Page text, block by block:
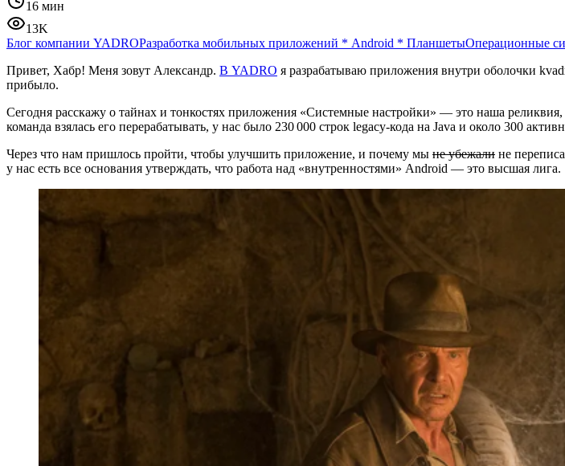
16 мин
13K
Блог компании YADROРазработка мобильных приложений * Android * ПланшетыОперационные
Привет, Хабр! Меня зовут Александр. В YADRO я разрабатываю приложения внутри оболочки
прибыло.
Сегодня расскажу о тайнах и тонкостях приложения «Системные настройки» — это наша
команда взялась его перерабатывать, у нас было 230 000 строк legacy-кода на Java и около 300
Через что нам пришлось пройти, чтобы улучшить приложение, и почему мы не убежали не
у нас есть все основания утверждать, что работа над «внутренностями» Android — это высшая лига.